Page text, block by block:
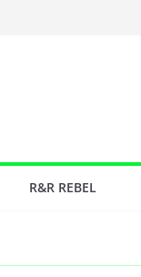
R&R REBEL